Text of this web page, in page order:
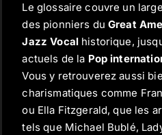
Le glossaire couvre un
des pionniers duGreat
Jazz Vocalhistorique,
actuels de la Pop
Vous y retrouverez aussi
charismatiques comme
ou Ella Fitzgerald, que les
tels que Michael Bublé,